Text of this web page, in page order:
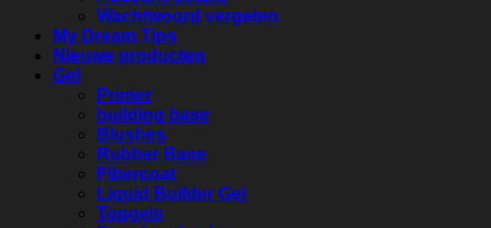
Wachtwoord vergeten
My Dream Tips
Nieuwe producten
Gel
Primer
building base
Blushes
Rubber Base
Fibercoat
Liquid Builder Gel
Topgels